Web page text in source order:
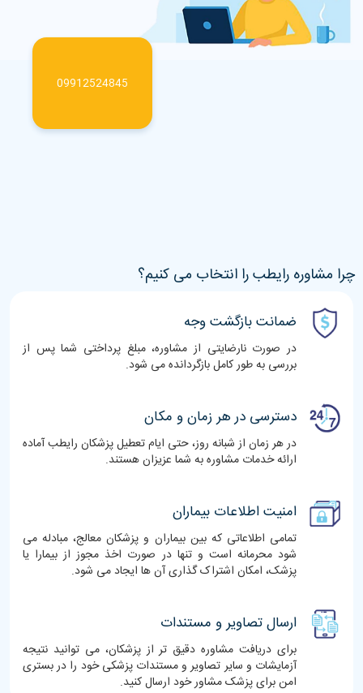
09912524845
چرا مشاوره رایطب را انتخاب می کنیم؟
ضمانت بازگشت وجه
در صورت نارضایتی از مشاوره، مبلغ پرداختی شما پس از
بررسی به طور کامل بازگردانده می شود.
دسترسی در هر زمان و مکان
در هر زمان از شبانه روز، حتی ایام تعطیل پزشکان رایطب آماده
ارائه خدمات مشاوره به شما عزیزان هستند.
امنیت اطلاعات بیماران
تمامی اطلاعاتی که بین بیماران و پزشکان معالج، مبادله می
شود محرمانه است و تنها در صورت اخذ مجوز از بیمارا یا
پزشک، امکان اشتراک گذاری آن ها ایجاد می شود.
ارسال تصاویر و مستندات
برای دریافت مشاوره دقیق تر از پزشکان، می توانید نتیجه
آزمایشات و سایر تصاویر و مستندات پزشکی خود را در بستری
امن برای پزشک مشاور خود ارسال کنید.